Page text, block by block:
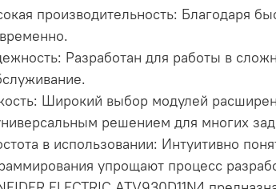
производительность: Благодаря
Разработан для работы в
Широкий выбор модулей
решением для многих
в использовании: Интуитивно
упрощают процесс